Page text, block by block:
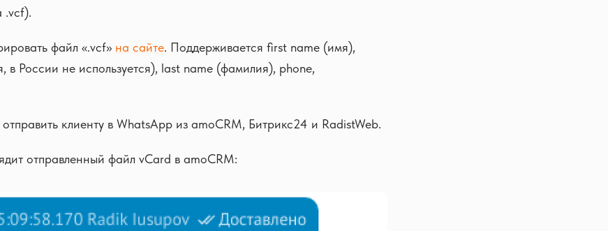
.vcf).
файл «.vcf» на сайте. Поддерживается first name (имя),
в России не используется), last name (фамилия), phone,
клиенту в WhatsApp из amoCRM, Битрикс24 и RadistWeb.
отправленный файл vCard в amoCRM: